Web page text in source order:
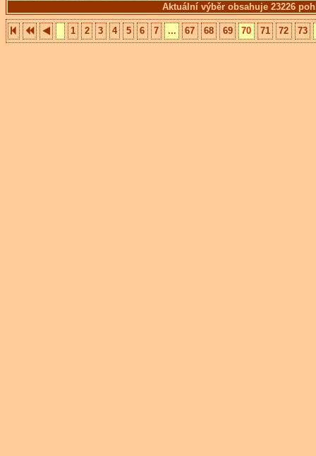
Aktuální výběr obsahuje 23226
1 2 3 4 5 6 7 ... 67 68 69 70 71 72 73